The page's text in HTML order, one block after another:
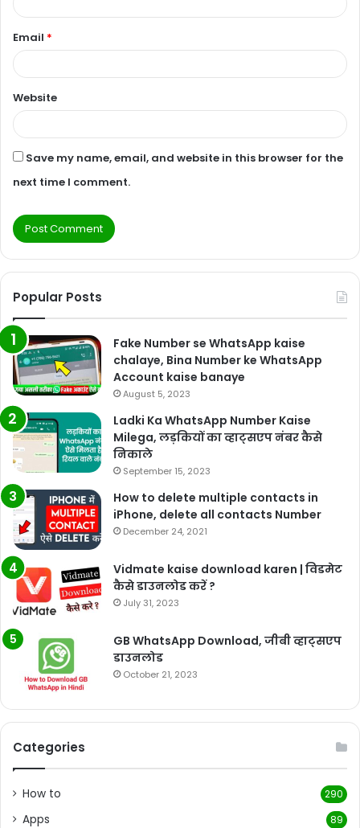
Email *
Website
Save my name, email, and website in this browser for the
next time I comment.
Popular Posts
Fake Number se WhatsApp kaise
chalaye, Bina Number ke WhatsApp
Account kaise banaye
August 5, 2023
Ladki Ka WhatsApp Number Kaise
Milega, लड़कियों का व्हाट्सएप नंबर कैसे
निकाले
September 15, 2023
How to delete multiple contacts in
iPhone, delete all contacts Number
December 24, 2021
Vidmate kaise download karen | विडमेट
कैसे डाउनलोड करें ?
July 31, 2023
GB WhatsApp Download, जीबी व्हाट्सएप
डाउनलोड
October 21, 2023
Categories
How to 290
Apps 89